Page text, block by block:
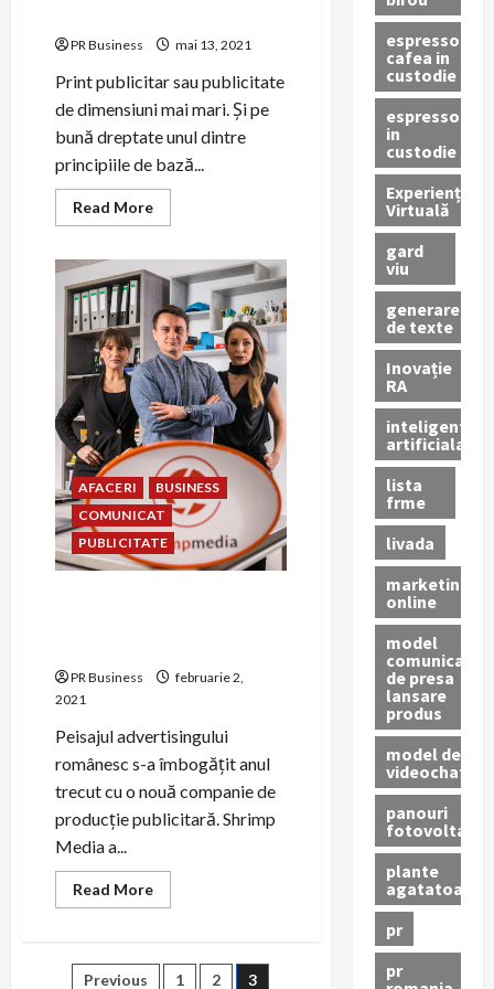
PR Business mai 13, 2021
Print publicitar sau publicitate
de dimensiuni mai mari. Și pe
bună dreptate unul dintre
principiile de bază...
Read MoreRead
more
publicitar
–
metodă
sigură
de
promovare
outdoor
AFACERI
BUSINESS
COMUNICAT
PUBLICITATE
PR Business
februarie 2,
2021
Peisajul advertisingului
românesc s-a îmbogățit anul
trecut cu o nouă companie de
producție publicitară. Shrimp
Media a...
Read MoreRead
more
–
agenție
Previous 1 2 3
espressor
cafea in
custodie
espressor
in
custodie
Experiență
Virtuală
gard
viu
generare
de texte
Inovație
RA
inteligenta
artificiala
lista
frme
livada
marketing
online
model
comunicat
de presa
lansare
produs
model de
videochat
panouri
fotovoltaice
plante
agatatoare
pr
pr